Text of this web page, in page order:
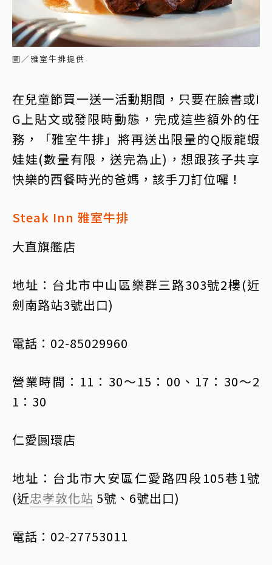
圖／雅室牛排提供
在兒童節買一送一活動期間，只要在臉書或I
G上貼文或發限時動態，完成這些額外的任
務，「雅室牛排」將再送出限量的Q版龍蝦
娃娃(數量有限，送完為止)，想跟孩子共享
快樂的西餐時光的爸媽，該手刀訂位囉！
Steak Inn 雅室牛排
大直旗艦店
地址：台北市中山區樂群三路303號2樓(近
劍南路站3號出口)
電話：02-85029960
營業時間：11：30～15：00、17：30～2
1：30
仁愛圓環店
地址：台北市大安區仁愛路四段105巷1號
(近忠孝敦化站 5號、6號出口)
電話：02-27753011